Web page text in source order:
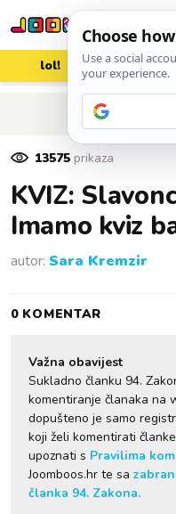
lol! aww
13575 prikaza
KVIZ:
Imamo kviz
autor: Sara Kremzir
0 KOMENTAR
Važna obavijest
Sukladno članku 94.
komentiranje članaka na
dopušteno je samo
koji želi komentirati
upoznati s Pravilima
Joomboos.hr te sa
članka 94. Zakona.